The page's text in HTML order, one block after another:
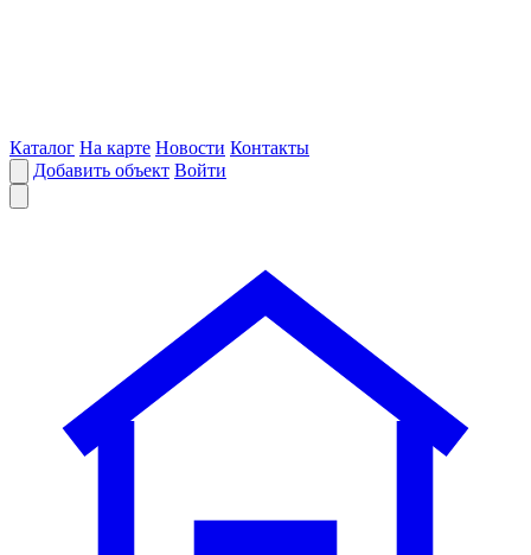
Каталог На карте Новости Контакты
Добавить объект Войти